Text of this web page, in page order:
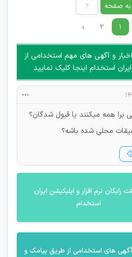
ملاقات حضوری چه به صورت دسته
سایت وجود ندارد.
به صفحه
۱ ۲ ›
و آگهی های مهم استخدامی از
استخدام اینجا کلیک نمایید
برا همه میکنند یا قبول شدگان؟
محلی شده باشه؟
رایگان نرم افزار و اپلیکیشن ایران
استخدام
های استخدامی از طریق پیامک و